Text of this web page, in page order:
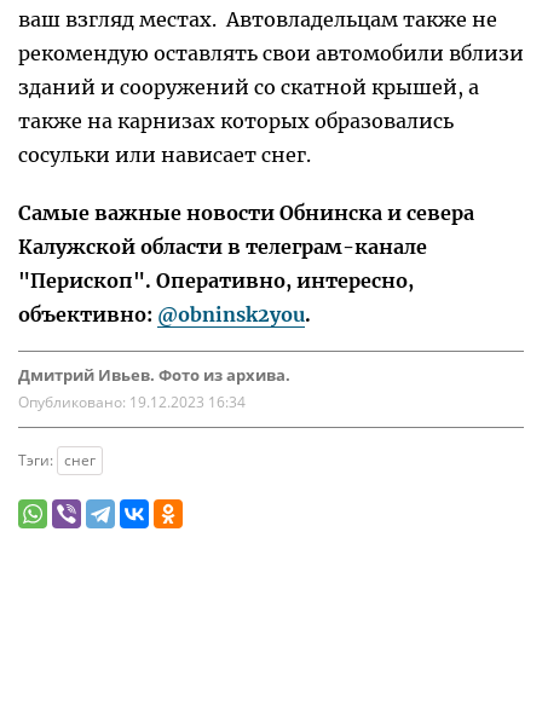
ваш взгляд местах. Автовладельцам также не
рекомендую оставлять свои автомобили вблизи
зданий и сооружений со скатной крышей, а
также на карнизах которых образовались
сосульки или нависает снег.
Самые важные новости Обнинска и севера
Калужской области в телеграм-канале
"Перископ". Оперативно, интересно,
объективно: @obninsk2you.
Дмитрий Ивьев. Фото из архива.
Опубликовано: 19.12.2023 16:34
Тэги: снег